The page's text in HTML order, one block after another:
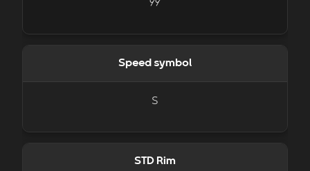
66
Speed symbol
S
STD Rim